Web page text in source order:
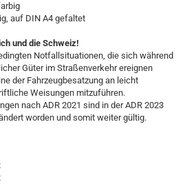
auf DIN A4 gefaltet
und die Schweiz!
Notfallsituationen, die sich während
Güter im Straßenverkehr ereignen
der Fahrzeugbesatzung an leicht
Weisungen mitzuführen.
nach ADR 2021 sind in der ADR 2023
worden und somit weiter gültig.